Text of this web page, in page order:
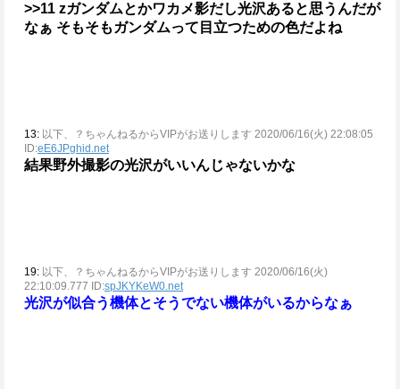
>>11 zガンダムとかワカメ影だし光沢あると思うんだが
なぁ そもそもガンダムって目立つための色だよね
13: 以下、？ちゃんねるからVIPがお送りします 2020/06/16(火) 22:08:05
ID:eE6JPghid.net
結果野外撮影の光沢がいいんじゃないかな
19: 以下、？ちゃんねるからVIPがお送りします 2020/06/16(火)
22:10:09.777 ID:spJKYKeW0.net
光沢が似合う機体とそうでない機体がいるからなぁ